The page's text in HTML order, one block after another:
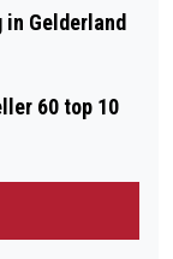
Gelderland
60 top 10